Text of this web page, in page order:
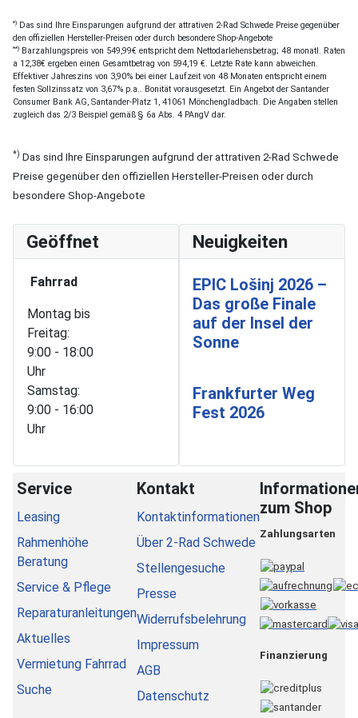
*) Das sind Ihre Einsparungen aufgrund der attrativen 2-Rad Schwede Preise gegenüber
den offiziellen Hersteller-Preisen oder durch besondere Shop-Angebote
**) Barzahlungspreis von 549,99€ entspricht dem Nettodarlehensbetrag; 48 monatl. Raten
a 12,38€ ergeben einen Gesamtbetrag von 594,19 €. Letzte Rate kann abweichen.
Effektiver Jahreszins von 3,90% bei einer Laufzeit von 48 Monaten entspricht einem
festen Sollzinssatz von 3,67% p.a.. Bonität vorausgesetzt. Ein Angebot der Santander
Consumer Bank AG, Santander-Platz 1, 41061 Mönchengladbach. Die Angaben stellen
zugleich das 2/3 Beispiel gemäß § 6a Abs. 4 PAngV dar.
*) Das sind Ihre Einsparungen aufgrund der attrativen 2-Rad Schwede
Preise gegenüber den offiziellen Hersteller-Preisen oder durch
besondere Shop-Angebote
Geöffnet
Fahrrad
Montag bis
Freitag:
9:00 - 18:00
Uhr
Samstag:
9:00 - 16:00
Uhr
Neuigkeiten
EPIC Lošinj 2026 –
Das große Finale
auf der Insel der
Sonne
Frankfurter Weg
Fest 2026
Service
Leasing
Rahmenhöhe
Beratung
Service & Pflege
Reparaturanleitungen
Aktuelles
Vermietung Fahrrad
Suche
Kontakt
Kontaktinformationen
Über 2-Rad Schwede
Stellengesuche
Presse
Widerrufsbelehrung
Impressum
AGB
Datenschutz
zum Shop
Zahlungsarten
Finanzierung